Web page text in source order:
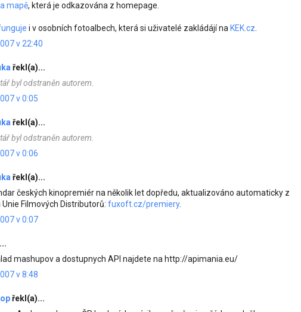
mapě, která je odkazována z homepage.
i v osobních fotoalbech, která si uživatelé zakládájí na KEK.cz
v 22:40
řekl(a)...
byl odstraněn autorem.
v 0:05
řekl(a)...
byl odstraněn autorem.
v 0:06
řekl(a)...
českých kinopremiér na několik let dopředu, aktualizováno automaticky z
Unie Filmových Distributorů: fuxoft.cz/premiery.
v 0:07
mashupov a dostupnych API najdete na http://apimania.eu/
v 8:48
řekl(a)...